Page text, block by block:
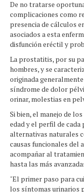
De no tratarse
complicaciones como
presencia de cálculos
asociados a esta
disfunción eréctil y
La prostatitis, por su
hombres, y se
originada
síndrome de dolor
orinar, molestias en
Si bien, el manejo de
edad y el perfil de
alternativas naturales
causas funcionales del
acompañar al
hasta las más
"El primer paso para
los síntomas urinarios